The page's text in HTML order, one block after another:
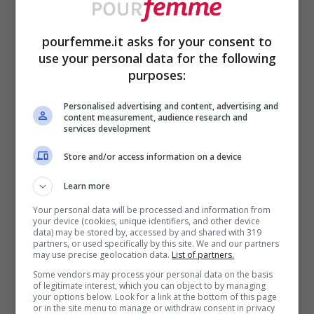
Con un po’ di creatività è semplice dare vita alla borsa di
jeans -pourfemme.it
Un’altraidea per riciclare i jeans è cucire
una borsa. La puoi creare facilmente
ritagliando il pantalone poco al di sotto del
cavallo, ricuci il fondo, poni una zip o dei
bottoni per la chiusura e con altri pezzi di
stoffa ricava i manici o la tracolla.
In alternativa puoi anche creare delle
composizioni con altri ritagli di stoffa che
pourfemme.it asks for your consent to
use your personal data for the following
purposes:
Personalised advertising and content, advertising and
content measurement, audience research and
services development
Store and/or access information on a device
Learn more
Your personal data will be processed and information from
your device (cookies, unique identifiers, and other device
data) may be stored by, accessed by and shared with 319
partners, or used specifically by this site. We and our partners
may use precise geolocation data. List of partners.
Some vendors may process your personal data on the basis
of legitimate interest, which you can object to by managing
your options below. Look for a link at the bottom of this page
or in the site menu to manage or withdraw consent in privacy